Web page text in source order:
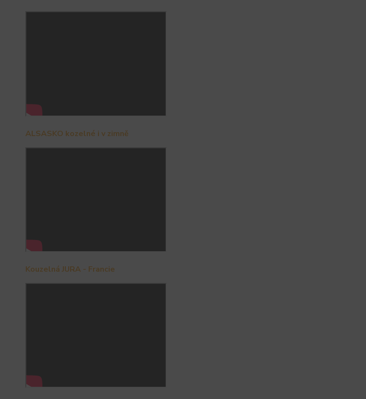
ALSASKO kozelné i v zimně
Kouzelná JURA - Francie